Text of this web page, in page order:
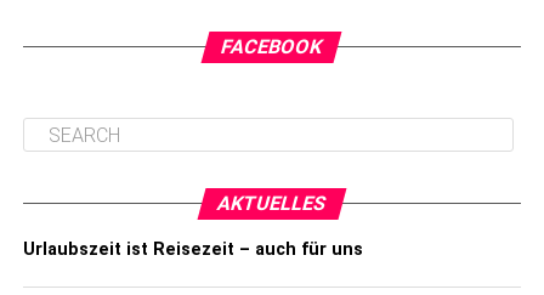
FACEBOOK
AKTUELLES
Urlaubszeit ist Reisezeit – auch für uns